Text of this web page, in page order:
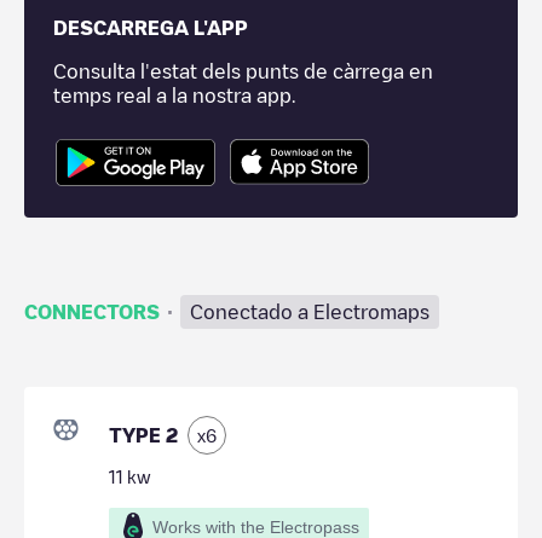
DESCARREGA L'APP
Consulta l'estat dels punts de càrrega en
temps real a la nostra app.
CONNECTORS · Conectado a Electromaps
TYPE 2 x6
11 kw
Works with the Electropass